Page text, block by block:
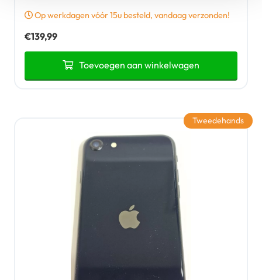
Op werkdagen vóór 15u besteld, vandaag verzonden!
€139,99
Toevoegen aan winkelwagen
Tweedehands